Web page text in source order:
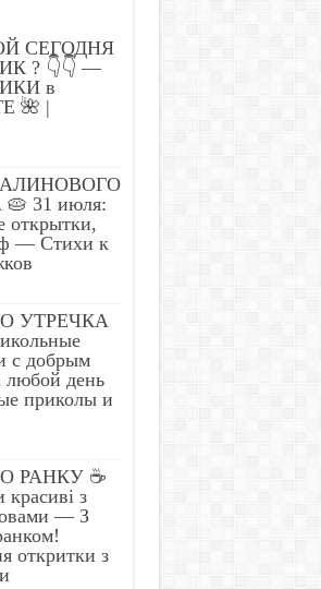
Doctor: One
Teaspoon Kills All
СЕГОДНЯ
? 👇👇 —
в
🌺 |
31 июля:
открытки,
— Стихи к
УТРЕЧКА
с добрым
любой день
приколы и
РАНКУ ☕
красиві з
— З
откритки з